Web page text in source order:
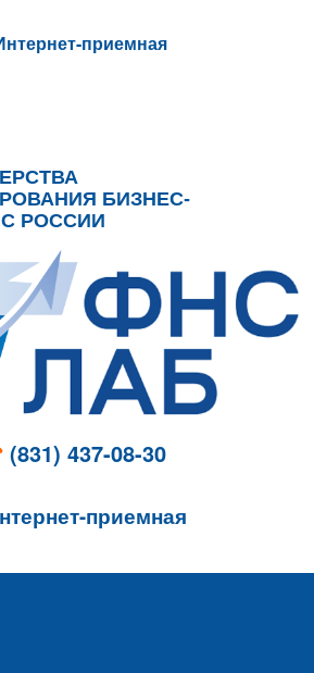
приемная
БИЗНЕС-
РОССИИ
(831) 437-08-30
приемная